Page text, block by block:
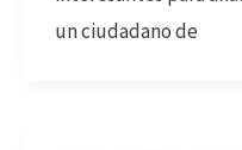
un ciudadano de